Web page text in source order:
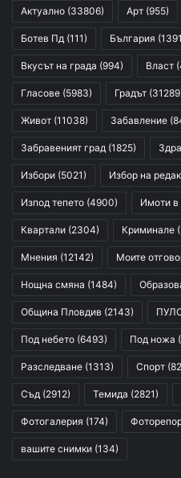
Актуално (33806) Арт (955)
Ботев Пд (111) България
Вкусът на града (994) Власт
Гласове (5983) Градът
Живот (11038) Забавление
Забравеният град (1825)
Избори (5021) Избор на
Изпод тепето (4900) Имоти в
Квартали (2304) Криминале
Мнения (12142) Моите
Нощна смяна (1484)
Община Пловдив (2143)
Под небето (6493) Под ножа
Разследване (1313) Спорт
Съд (2912) Темида (2821)
Фотогалерия (174)
вашите снимки (134)